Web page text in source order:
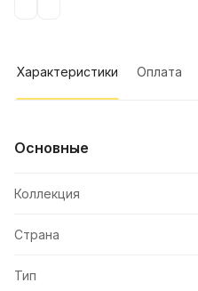
Характеристики Оплата
Основные
Коллекция
Страна
Тип